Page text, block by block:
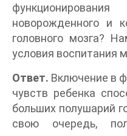
новорожденного и
головного мозга?
условия воспитания
Ответ. Включение в
чувств ребенка
больших полушарий
свою очередь,